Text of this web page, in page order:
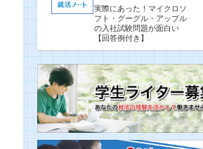
実際にあった！マイクロソ
フト・グーグル・アップル
の入社試験問題が面白い
【回答例付き】